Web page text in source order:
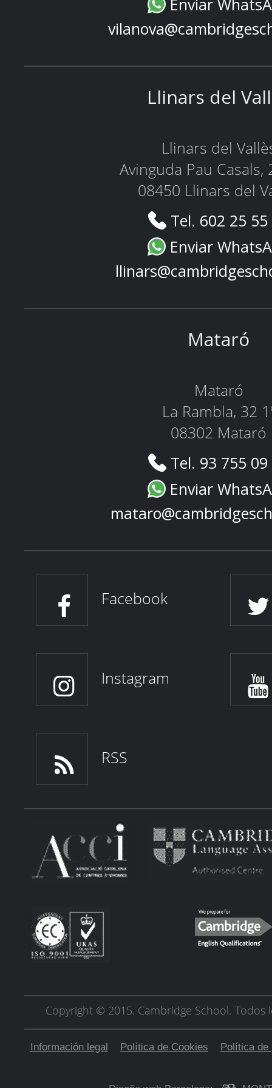
Llinars del
Llinars del
Avinguda Pau Casals,
08450 Llinars del
Tel. 602 25
Enviar
Mataró
Mataró
La Rambla, 32
08302 Mataró
Tel. 93 755
Enviar
Facebook
Instagram
RSS
Copyright © 2015. Cambridge School. Todos
Información legal Política de Cookies Política de